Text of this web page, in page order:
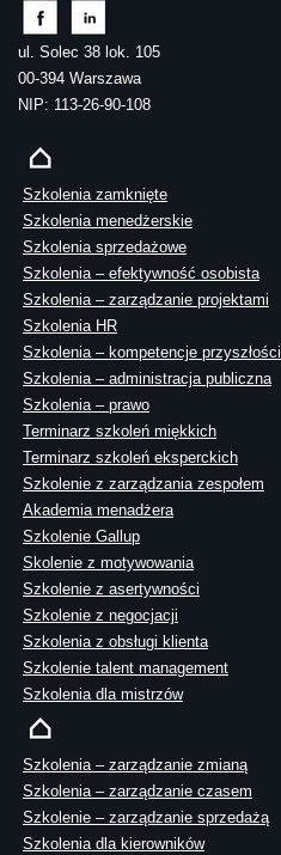
ul. Solec 38 lok. 105
00-394 Warszawa
NIP: 113-26-90-108
Szkolenia zamknięte
Szkolenia menedżerskie
Szkolenia sprzedażowe
Szkolenia – efektywność osobista
Szkolenia – zarządzanie projektami
Szkolenia HR
Szkolenia – kompetencje przyszłości
Szkolenia – administracja publiczna
Szkolenia – prawo
Terminarz szkoleń miękkich
Terminarz szkoleń eksperckich
Szkolenie z zarządzania zespołem
Akademia menadżera
Szkolenie Gallup
Skolenie z motywowania
Szkolenie z asertywności
Szkolenie z negocjacji
Szkolenia z obsługi klienta
Szkolenie talent management
Szkolenia dla mistrzów
Szkolenia – zarządzanie zmianą
Szkolenia – zarządzanie czasem
Szkolenie – zarządzanie sprzedażą
Szkolenia dla kierowników